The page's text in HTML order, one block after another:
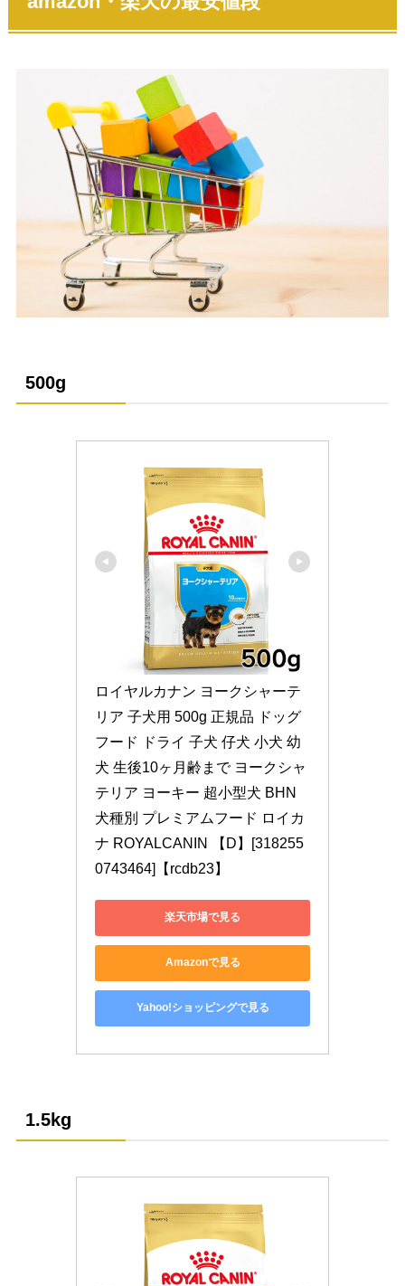
500g
ロイヤルカナン ヨークシャーテ
リア 子犬用 500g 正規品 ドッグ
フード ドライ 子犬 仔犬 小犬 幼
犬 生後10ヶ月齢まで ヨークシャ
テリア ヨーキー 超小型犬 BHN
犬種別 プレミアムフード ロイカ
ナ ROYALCANIN 【D】[318255
0743464]【rcdb23】
楽天市場で見る
Amazonで見る
Yahoo!ショッピングで見る
1.5kg